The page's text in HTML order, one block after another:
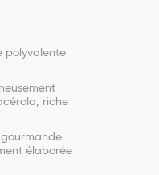
polyvalente
riche
élaborée